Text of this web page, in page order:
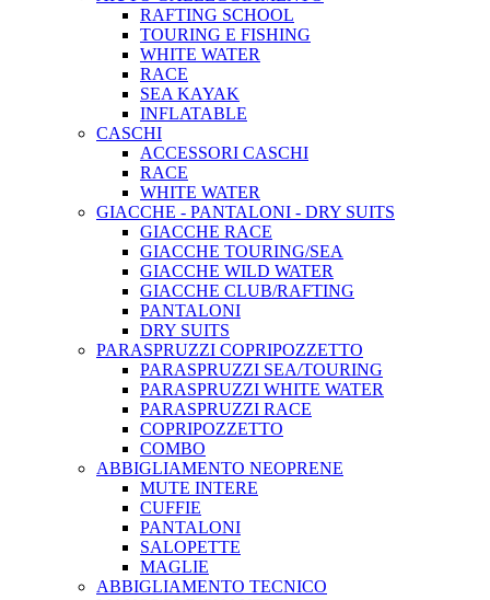
RAFTING SCHOOL
TOURING E FISHING
WHITE WATER
RACE
SEA KAYAK
INFLATABLE
CASCHI
ACCESSORI CASCHI
RACE
WHITE WATER
GIACCHE - PANTALONI - DRY SUITS
GIACCHE RACE
GIACCHE TOURING/SEA
GIACCHE WILD WATER
GIACCHE CLUB/RAFTING
PANTALONI
DRY SUITS
PARASPRUZZI COPRIPOZZETTO
PARASPRUZZI SEA/TOURING
PARASPRUZZI WHITE WATER
PARASPRUZZI RACE
COPRIPOZZETTO
COMBO
ABBIGLIAMENTO NEOPRENE
MUTE INTERE
CUFFIE
PANTALONI
SALOPETTE
MAGLIE
ABBIGLIAMENTO TECNICO